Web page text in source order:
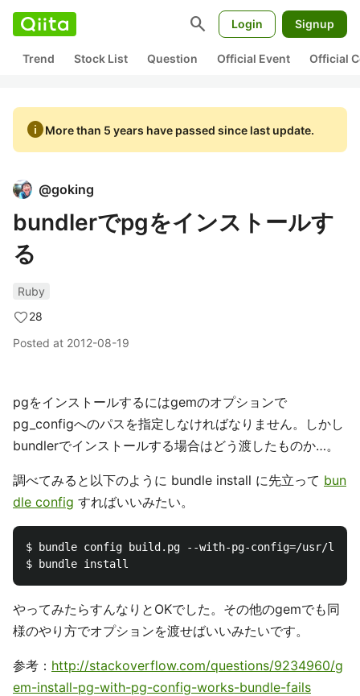
search Login Signup
Trend Stock List Question Official Event Official
infoMore than 5 years have passed since last update.
@goking
bundlerでpgをインストールす
る
Ruby
28
Posted at 2012-08-19
pgをインストールするにはgemのオプションで
pg_configへのパスを指定しなければなりません。しかし
bundlerでインストールする場合はどう渡したものか…。
調べてみると以下のように bundle install に先立って bun
dle config すればいいみたい。
$ bundle config build.pg --with-pg-config=/usr/
やってみたらすんなりとOKでした。その他のgemでも同
様のやり方でオプションを渡せばいいみたいです。
参考： http://stackoverflow.com/questions/9234960/g
em-install-pg-with-pg-config-works-bundle-fails